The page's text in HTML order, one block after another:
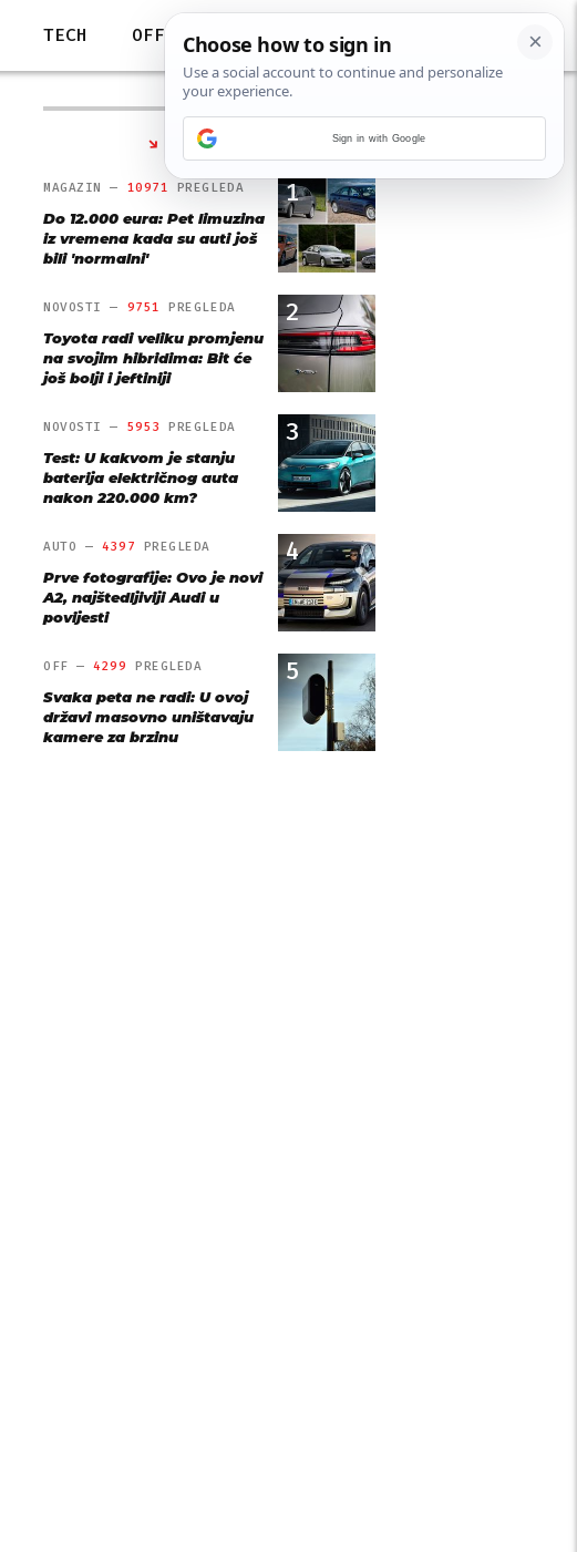
TECH OFF
NAJČITANIJE
1
MAGAZIN — 10971 PREGLEDA
Do 12.000 eura: Pet limuzina
iz vremena kada su auti još
bili 'normalni'
2
NOVOSTI — 9751 PREGLEDA
Toyota radi veliku promjenu
na svojim hibridima: Bit će
još bolji i jeftiniji
3
NOVOSTI — 5953 PREGLEDA
Test: U kakvom je stanju
baterija električnog auta
nakon 220.000 km?
4
AUTO — 4397 PREGLEDA
Prve fotografije: Ovo je novi
A2, najštedljiviji Audi u
povijesti
5
OFF —4299 PREGLEDA
Svaka peta ne radi: U ovoj
državi masovno uništavaju
kamere za brzinu
Sign in with Google